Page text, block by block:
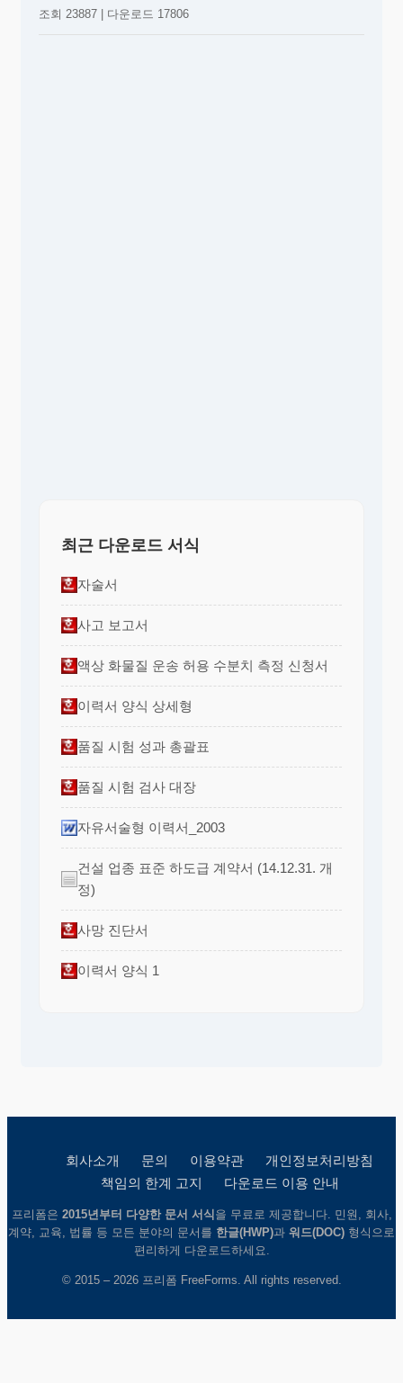
조회 23887 | 다운로드 17806
최근 다운로드 서식
자술서
사고 보고서
액상 화물질 운송 허용 수분치 측정 신청서
이력서 양식 상세형
품질 시험 성과 총괄표
품질 시험 검사 대장
자유서술형 이력서_2003
건설 업종 표준 하도급 계약서 (14.12.31. 개
정)
사망 진단서
이력서 양식 1
회사소개 문의 이용약관
개인정보처리방침
책임의 한계 고지
다운로드 이용 안내
프리폼은 2015년부터 다양한 문서 서식 을 무료로 제공합니다. 민원, 회사,
계약, 교육, 법률 등 모든 분야의 문서를 한글(HWP)과 워드(DOC) 형식으로
편리하게 다운로드하세요.
© 2015 – 2026 프리폼 FreeForms. All rights reserved.